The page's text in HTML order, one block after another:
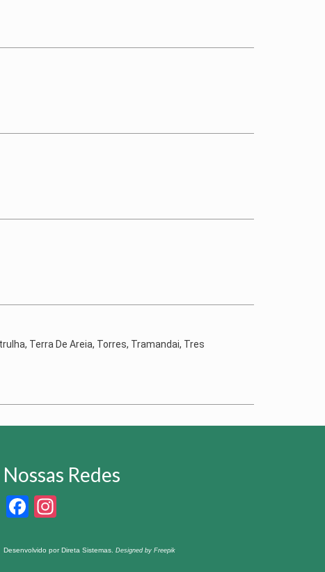
Terra De Areia, Torres, Tramandai, Tres
Nossas Redes
Facebook
Desenvolvido porDireta Sistemas. Designed by Freepik